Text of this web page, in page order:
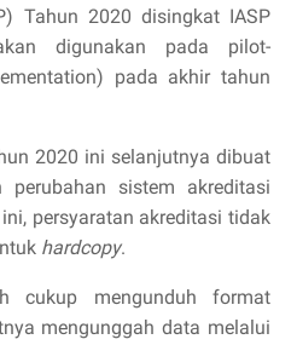
Tahun 2020 disingkat IASP
digunakan pada pilot-
pada akhir tahun
2020 ini selanjutnya dibuat
sistem akreditasi
persyaratan akreditasi tidak
hardcopy.
cukup mengunduh format
mengunggah data melalui